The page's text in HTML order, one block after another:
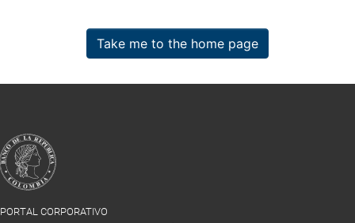
Take me to the home page
PORTAL CORPORATIVO